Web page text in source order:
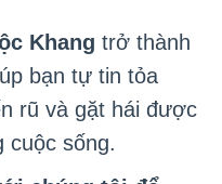
Khang trở thành
bạn tự tin tỏa
rũ và gặt hái được
cuộc sống.